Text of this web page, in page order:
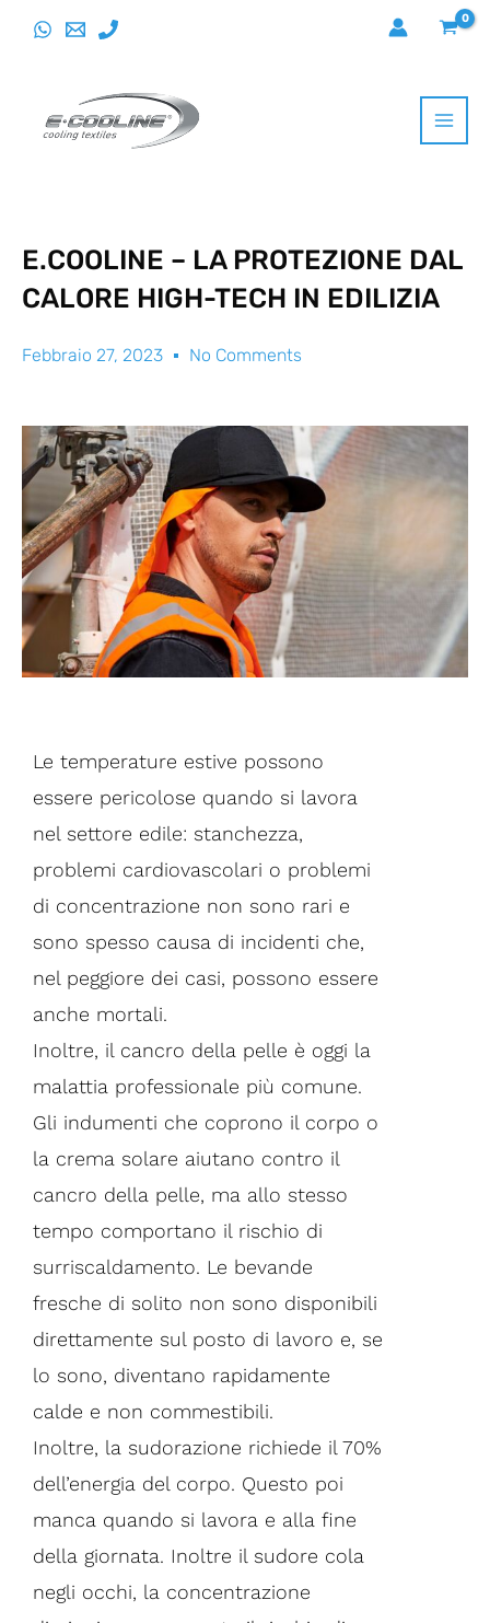
E.COOLINE – LA PROTEZIONE DAL
CALORE HIGH-TECH IN EDILIZIA
Febbraio 27, 2023 No Comments
Le temperature estive possono
essere pericolose quando si lavora
nel settore edile: stanchezza,
problemi cardiovascolari o problemi
di concentrazione non sono rari e
sono spesso causa di incidenti che,
nel peggiore dei casi, possono essere
anche mortali.
Inoltre, il cancro della pelle è oggi la
malattia professionale più comune.
Gli indumenti che coprono il corpo o
la crema solare aiutano contro il
cancro della pelle, ma allo stesso
tempo comportano il rischio di
surriscaldamento. Le bevande
fresche di solito non sono disponibili
direttamente sul posto di lavoro e, se
lo sono, diventano rapidamente
calde e non commestibili.
Inoltre, la sudorazione richiede il 70%
dell’energia del corpo. Questo poi
manca quando si lavora e alla fine
della giornata. Inoltre il sudore cola
negli occhi, la concentrazione